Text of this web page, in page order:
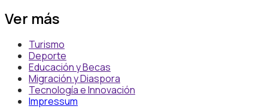
Ver más
Turismo
Deporte
Educación y Becas
Migración y Diaspora
Tecnología e Innovación
Impressum